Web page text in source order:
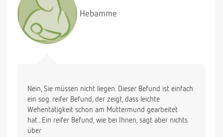
Hebamme
Nein, Sie müssen nicht liegen. Dieser Befund ist einfach
ein sog. reifer Befund, der zeigt, dass leichte
Wehentätigkeit schon am Muttermund gearbeitet
hat...Ein reifer Befund, wie bei Ihnen, sagt aber nichts
über